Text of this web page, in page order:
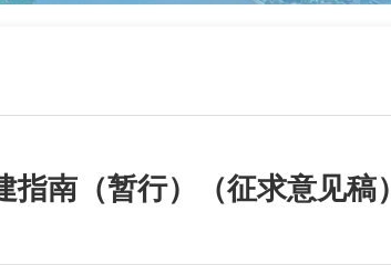
南（暂行）（征求意见稿）